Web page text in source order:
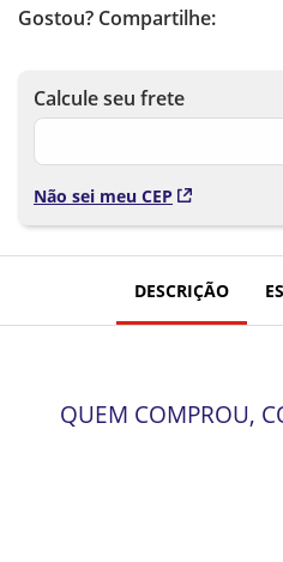
Gostou? Compartilhe:
Não sei meu CEP
DESCRIÇÃO
QUEM COMPROU,